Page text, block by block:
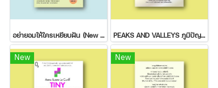
อย่ายอมให้ใครเหยียบฝัน (New Edition) PEAKS AND VALLEYS ภูมิปัญญาฝ่าฟันชีวิต
New New